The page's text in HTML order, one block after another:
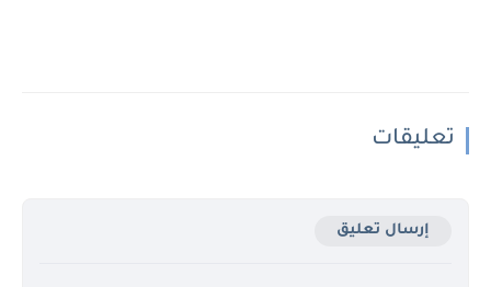
تعليقات
إرسال تعليق